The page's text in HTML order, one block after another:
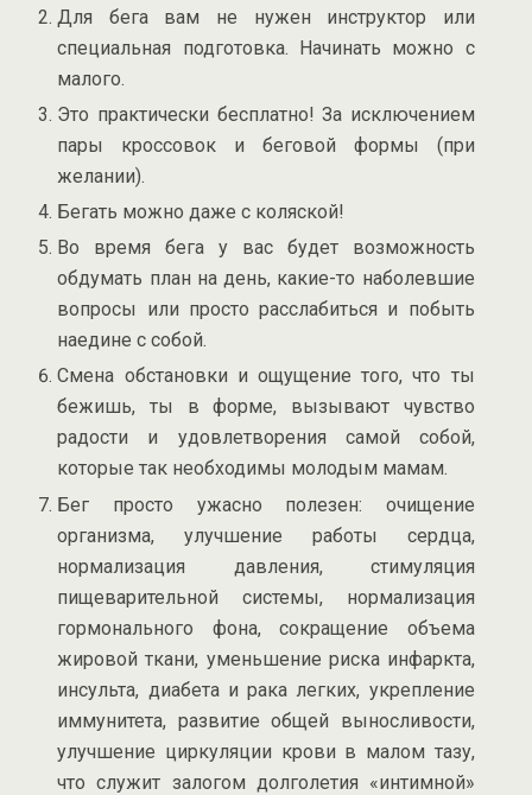
Для бега вам не нужен инструктор или
специальная подготовка. Начинать можно с
малого.
Это практически бесплатно! За исключением
пары кроссовок и беговой формы (при
желании).
Бегать можно даже с коляской!
Во время бега у вас будет возможность
обдумать план на день, какие-то наболевшие
вопросы или просто расслабиться и побыть
наедине с собой.
Смена обстановки и ощущение того, что ты
бежишь, ты в форме, вызывают чувство
радости и удовлетворения самой собой,
которые так необходимы молодым мамам.
Бег просто ужасно полезен: очищение
организма, улучшение работы сердца,
нормализация давления, стимуляция
пищеварительной системы, нормализация
гормонального фона, сокращение объема
жировой ткани, уменьшение риска инфаркта,
инсульта, диабета и рака легких, укрепление
иммунитета, развитие общей выносливости,
улучшение циркуляции крови в малом тазу,
что служит залогом долголетия «интимной»